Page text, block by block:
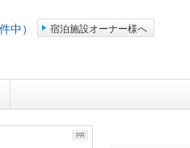
件中） 宿泊施設オーナー様へ
PR